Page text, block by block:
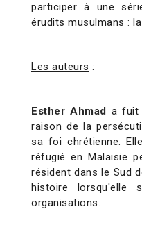
participer à une
érudits musulmans :
Les auteurs :
Esther Ahmad a fuit
raison de la
sa foi chrétienne.
réfugié en Malaisie
résident dans le Sud
histoire lorsqu'elle
organisations.